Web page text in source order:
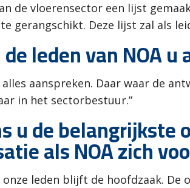
de vloerensector een lijst
gerangschikt. Deze lijst zal als
leden van NOA u
aanspreken. Daar waar de
in het sectorbestuur.”
u de belangrijkste
als NOA zich
leden blijft de hoofdzaak.